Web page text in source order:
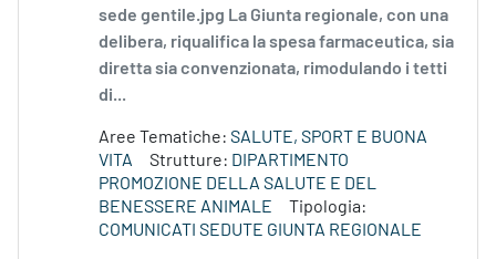
sede gentile.jpg La Giunta regionale, con una
delibera, riqualifica la spesa farmaceutica, sia
diretta sia convenzionata, rimodulando i tetti
di...
Aree Tematiche: SALUTE, SPORT E BUONA
VITA
Strutture: DIPARTIMENTO
PROMOZIONE DELLA SALUTE E DEL
BENESSERE ANIMALE
Tipologia:
COMUNICATI SEDUTE GIUNTA REGIONALE